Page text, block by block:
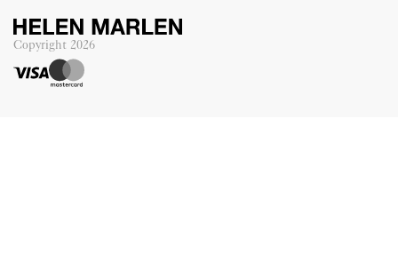
Copyright 2026